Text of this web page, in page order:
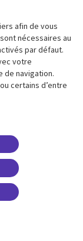
juridiques
des
afin de vous
nécessaires au
par défaut.
votre
de navigation.
certains d’entre